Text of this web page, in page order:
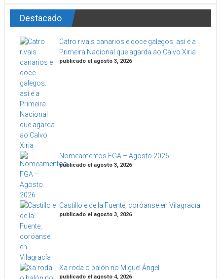
Destacado
Catro rivais canarios e doce galegos: así é a
Primeira Nacional que agarda ao Calvo Xiria
publicado el agosto 3, 2026
Nomeamentos FGA – Agosto 2026
publicado el agosto 3, 2026
Castillo e de la Fuente, coróanse en Vilagracía
publicado el agosto 3, 2026
Xa roda o balón no Miguel Ángel
publicado el agosto 4, 2026